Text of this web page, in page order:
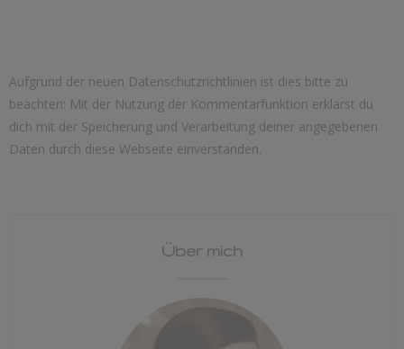
Aufgrund der neuen Datenschutzrichtlinien ist dies bitte zu
beachten: Mit der Nutzung der Kommentarfunktion erklärst du
dich mit der Speicherung und Verarbeitung deiner angegebenen
Daten durch diese Webseite einverstanden.
Über mich